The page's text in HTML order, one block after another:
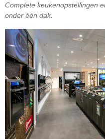
Complete keukenopstellingen
onder één dak.